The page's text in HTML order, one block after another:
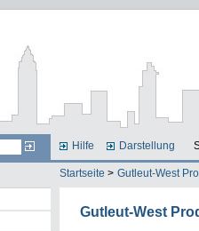
Hilfe Darstellung
Startseite > Gutleut-West
Gutleut-West